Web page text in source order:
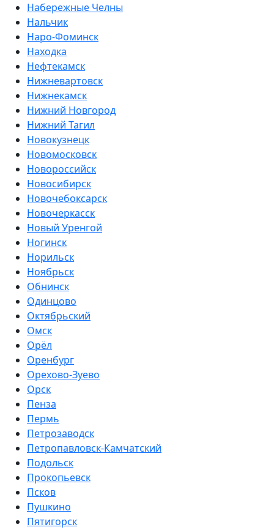
Набережные Челны
Нальчик
Наро-Фоминск
Находка
Нефтекамск
Нижневартовск
Нижнекамск
Нижний Новгород
Нижний Тагил
Новокузнецк
Новомосковск
Новороссийск
Новосибирск
Новочебоксарск
Новочеркасск
Новый Уренгой
Ногинск
Норильск
Ноябрьск
Обнинск
Одинцово
Октябрьский
Омск
Орёл
Оренбург
Орехово-Зуево
Орск
Пенза
Пермь
Петрозаводск
Петропавловск-Камчатский
Подольск
Прокопьевск
Псков
Пушкино
Пятигорск